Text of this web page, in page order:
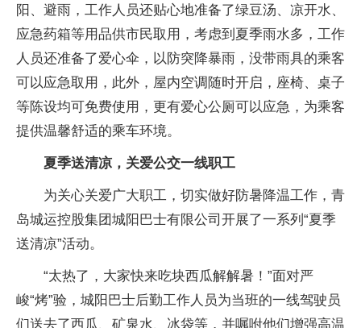
阳、避雨，工作人员还贴心地准备了绿豆汤、凉开水、
应急药箱等用品供市民取用，考虑到夏季雨水多，工作
人员还准备了爱心伞，以防突降暴雨，没带雨具的乘客
可以应急取用，此外，屋内空调随时开启，座椅、桌子
等陈设均可免费使用，更有爱心公厕可以应急，为乘客
提供温馨舒适的乘车环境。
夏季送清凉，关爱公交一线职工
为关心关爱广大职工，切实做好防暑降温工作，青
岛城运控股集团城阳巴士有限公司开展了一系列“夏季
送清凉”活动。
“太热了，大家快来吃块西瓜解解暑！”面对严
峻“烤”验，城阳巴士后勤工作人员为当班的一线驾驶员
们送去了西瓜、矿泉水、冰袋等，并嘱咐他们增强高温